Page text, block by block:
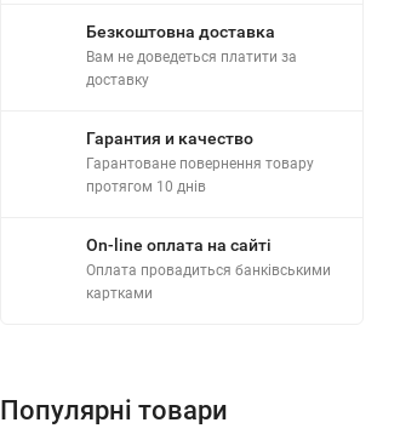
Безкоштовна доставка
Вам не доведеться платити за
доставку
Гарантия и качество
Гарантоване повернення товару
протягом 10 днів
On-line оплата на сайті
Оплата провадиться банківськими
картками
Популярні товари